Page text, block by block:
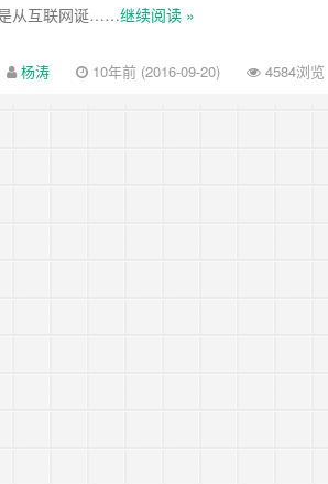
从互联网诞……继续阅读 »
杨涛 10年前 (2016-09-20) 4584浏览